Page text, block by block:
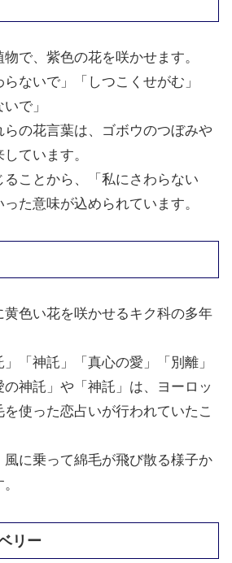
で、紫色の花を咲かせます。
らないで」「しつこくせがむ」
で」
らの花言葉は、ゴボウのつぼみや
ています。
ことから、「私にさわらない
た意味が込められています。
黄色い花を咲かせるキク科の多年
」「神託」「真心の愛」「別離」
の神託」や「神託」は、ヨーロッ
使った恋占いが行われていたこ
に乗って綿毛が飛び散る様子か
リー